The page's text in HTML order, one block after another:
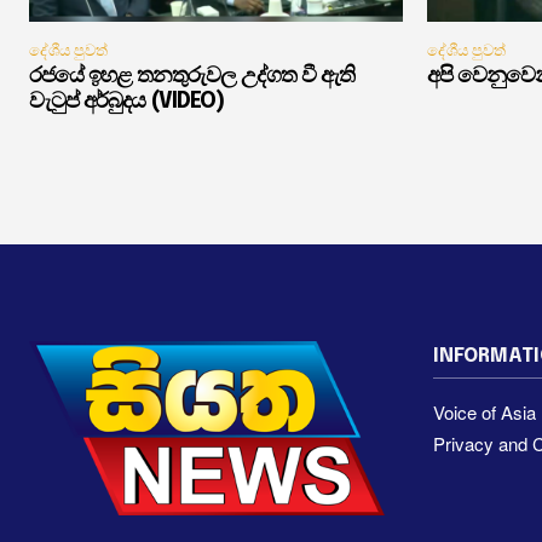
දේශීය පුවත්
රජයේ ඉහළ තනතුරුවල උද්ගත වී ඇති
වැටුප් අර්බුදය (VIDEO)
දේශීය පුවත්
අපි
Voice of
Privacy and